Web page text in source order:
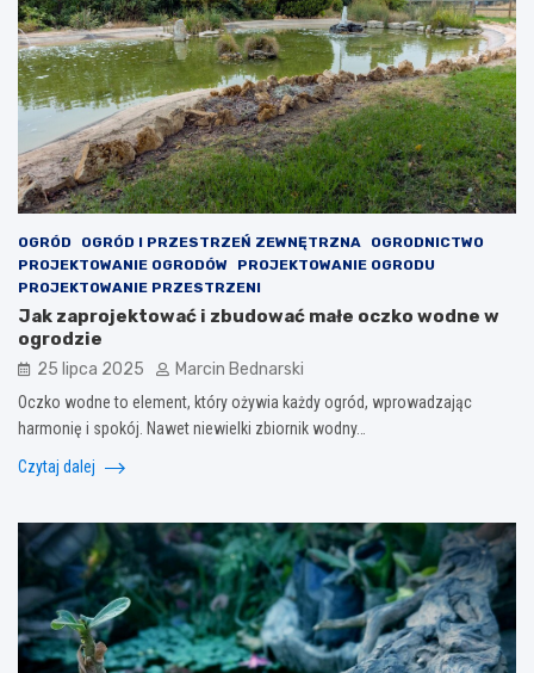
OGRÓD OGRÓD I PRZESTRZEŃ ZEWNĘTRZNA
OGRODNICTWO
PROJEKTOWANIE OGRODÓW
PROJEKTOWANIE OGRODU
PROJEKTOWANIE PRZESTRZENI
Jak zaprojektować i zbudować małe oczko wodne w
ogrodzie
25 lipca 2025 Marcin Bednarski
Oczko wodne to element, który ożywia każdy ogród, wprowadzając
harmonię i spokój. Nawet niewielki zbiornik wodny…
Czytaj dalej